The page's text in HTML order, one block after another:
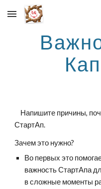
Skip to main content
СтартАп.
Зачем это нужно?
Во первых это
важность СтартАпа
в сложные моменты